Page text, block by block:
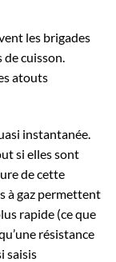
les brigades
cuisson.
atouts
instantanée.
si elles sont
de cette
à gaz permettent
rapide (ce que
résistance
saisis